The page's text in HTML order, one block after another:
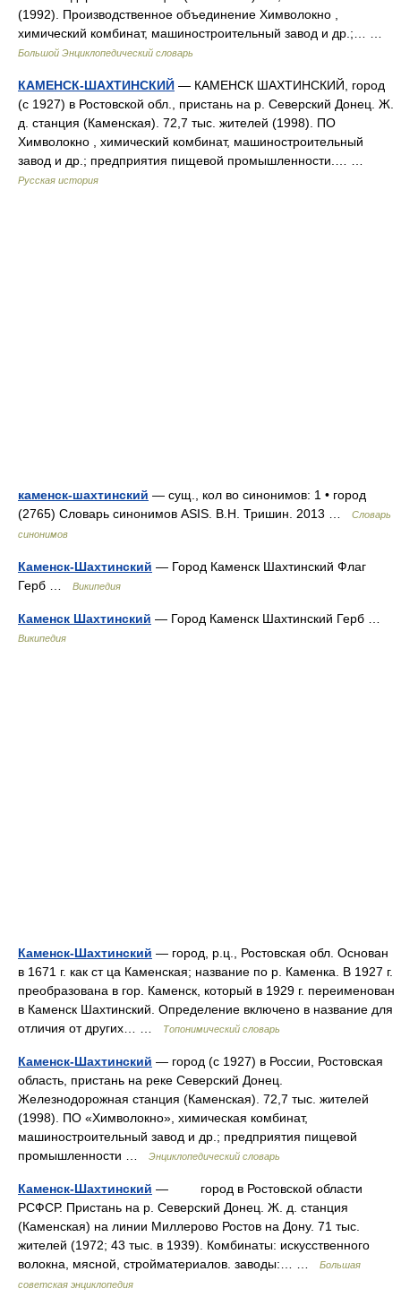
(1992). Производственное объединение Химволокно ,
химический комбинат, машиностроительный завод и др.;… …
Большой Энциклопедический словарь
КАМЕНСК-ШАХТИНСКИЙ — КАМЕНСК ШАХТИНСКИЙ, город
(с 1927) в Ростовской обл., пристань на р. Северский Донец. Ж.
д. станция (Каменская). 72,7 тыс. жителей (1998). ПО
Химволокно , химический комбинат, машиностроительный
завод и др.; предприятия пищевой промышленности.… …
Русская история
каменск-шахтинский — сущ., кол во синонимов: 1 • город
(2765) Словарь синонимов ASIS. В.Н. Тришин. 2013 …
Словарь
синонимов
Каменск-Шахтинский — Город Каменск Шахтинский Флаг
Герб …
Википедия
Каменск Шахтинский — Город Каменск Шахтинский Герб …
Википедия
Каменск-Шахтинский — город, р.ц., Ростовская обл. Основан
в 1671 г. как ст ца Каменская; название по р. Каменка. В 1927 г.
преобразована в гор. Каменск, который в 1929 г. переименован
в Каменск Шахтинский. Определение включено в название для
отличия от других… …
Топонимический словарь
Каменск-Шахтинский — город (с 1927) в России, Ростовская
область, пристань на реке Северский Донец.
Железнодорожная станция (Каменская). 72,7 тыс. жителей
(1998). ПО «Химволокно», химическая комбинат,
машиностроительный завод и др.; предприятия пищевой
промышленности …
Энциклопедический словарь
Каменск-Шахтинский — город в Ростовской области
РСФСР. Пристань на р. Северский Донец. Ж. д. станция
(Каменская) на линии Миллерово Ростов на Дону. 71 тыс.
жителей (1972; 43 тыс. в 1939). Комбинаты: искусственного
волокна, мясной, стройматериалов. заводы:… …
Большая
советская энциклопедия